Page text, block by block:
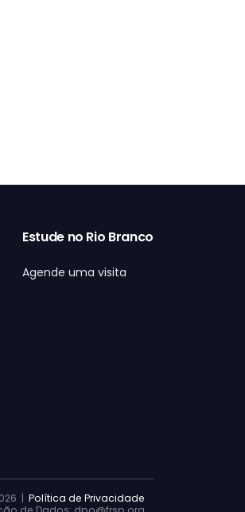
Estude no Rio Branco
Agende uma visita
| Política de Privacidade